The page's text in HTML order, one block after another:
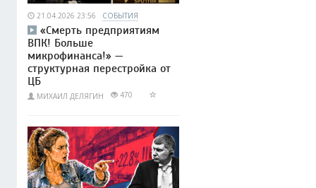
21.04.2026 23:56 СОБЫТИЯ
«Смерть предприятиям
ВПК! Больше
микрофинанса!» —
структурная перестройка от
ЦБ
МИХАИЛ ДЕЛЯГИН 470